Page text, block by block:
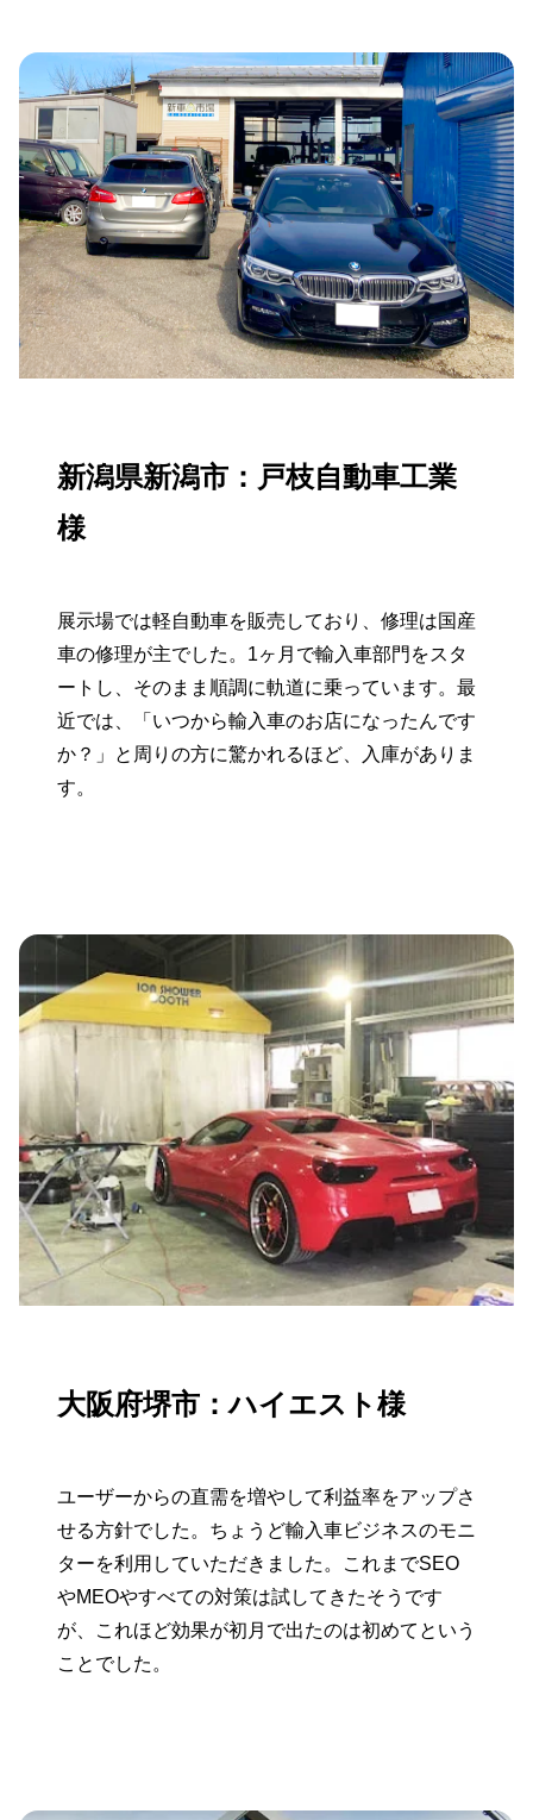
新潟県新潟市：戸枝自動車工業
様
展示場では軽自動車を販売しており、修理は国産
車の修理が主でした。1ヶ月で輸入車部門をスタ
ートし、そのまま順調に軌道に乗っています。最
近では、「いつから輸入車のお店になったんです
か？」と周りの方に驚かれるほど、入庫がありま
す。
大阪府堺市：ハイエスト様
ユーザーからの直需を増やして利益率をアップさ
せる方針でした。ちょうど輸入車ビジネスのモニ
ターを利用していただきました。これまでSEO
やMEOやすべての対策は試してきたそうです
が、これほど効果が初月で出たのは初めてという
ことでした。